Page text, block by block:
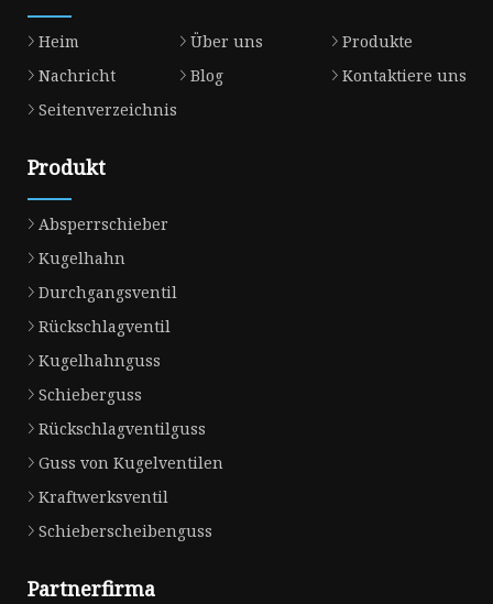
Heim Über uns
Produkte
Nachricht
Blog
Kontaktiere uns
Seitenverzeichnis
Produkt
Absperrschieber
Kugelhahn
Durchgangsventil
Rückschlagventil
Kugelhahnguss
Schieberguss
Rückschlagventilguss
Guss von Kugelventilen
Kraftwerksventil
Schieberscheibenguss
Partnerfirma